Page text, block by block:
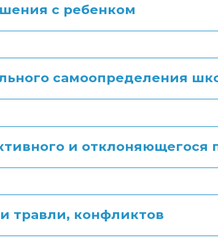
с ребенком
самоопределения
и отклоняющегося
травли, конфликтов